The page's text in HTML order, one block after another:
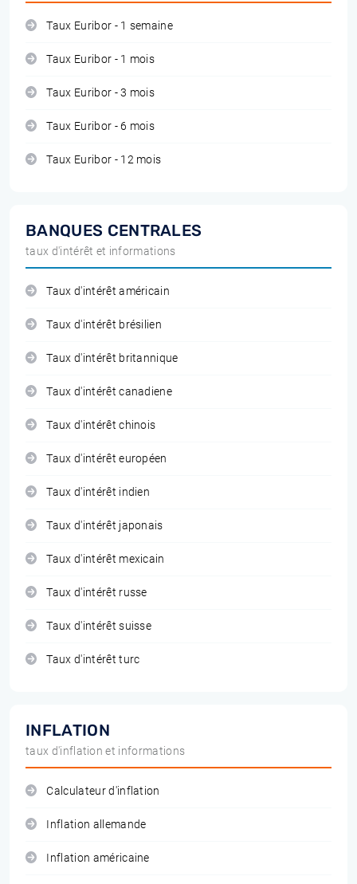
Taux Euribor - 1 semaine
Taux Euribor - 1 mois
Taux Euribor - 3 mois
Taux Euribor - 6 mois
Taux Euribor - 12 mois
BANQUES CENTRALES
taux d'intérêt et informations
Taux d'intérêt américain
Taux d'intérêt brésilien
Taux d'intérêt britannique
Taux d'intérêt canadiene
Taux d'intérêt chinois
Taux d'intérêt européen
Taux d'intérêt indien
Taux d'intérêt japonais
Taux d'intérêt mexicain
Taux d'intérêt russe
Taux d'intérêt suisse
Taux d'intérêt turc
INFLATION
taux d'inflation et informations
Calculateur d'inflation
Inflation allemande
Inflation américaine